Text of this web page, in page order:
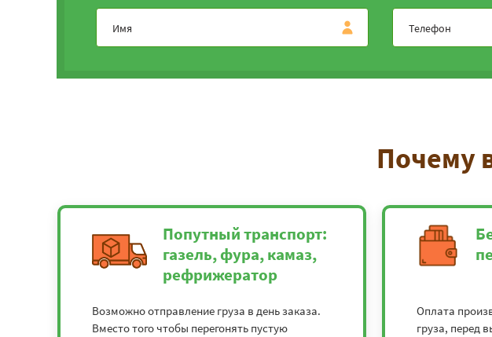
Почему
Попутный транспорт:
газель, фура, камаз,
рефрижератор
Возможно отправление груза в день заказа.
Вместо того чтобы перегонять пустую
Оплата
груза, перед